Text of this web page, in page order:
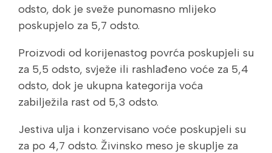
odsto, dok je sveže punomasno mlijeko
poskupjelo za 5,7 odsto.
Proizvodi od korijenastog povrća poskupjeli su
za 5,5 odsto, svježe ili rashlađeno voće za 5,4
odsto, dok je ukupna kategorija voća
zabilježila rast od 5,3 odsto.
Jestiva ulja i konzervisano voće poskupjeli su
za po 4,7 odsto. Živinsko meso je skuplje za